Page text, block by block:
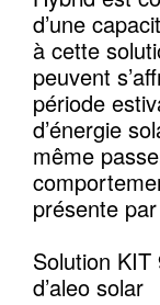
d’une
à cette
peuvent
période
d’énergie
même
présente
Solution
d’aleo solar